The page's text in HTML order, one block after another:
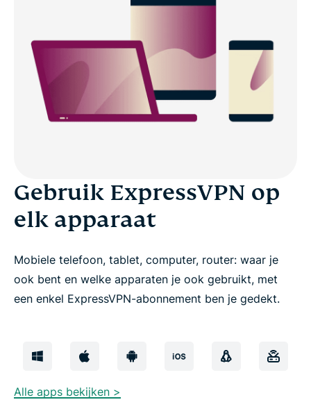
Gebruik ExpressVPN op
elk apparaat
Mobiele telefoon, tablet, computer, router: waar je
ook bent en welke apparaten je ook gebruikt, met
een enkel ExpressVPN-abonnement ben je gedekt.
Alle apps bekijken >